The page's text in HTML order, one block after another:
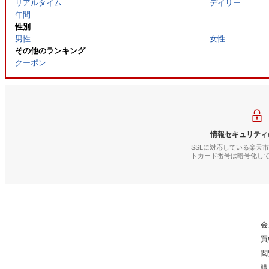
リアルタイム
デイリー
年間
性別
男性
女性
その他のランキング
クーポン
情報セキュリテ
SSLに対応している楽天
トカード番号は暗号化し